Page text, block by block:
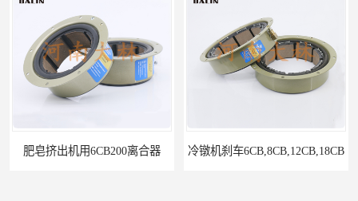
肥皂挤出机用6CB200离合器 冷镦机刹车6CB,8CB,12CB,18CB